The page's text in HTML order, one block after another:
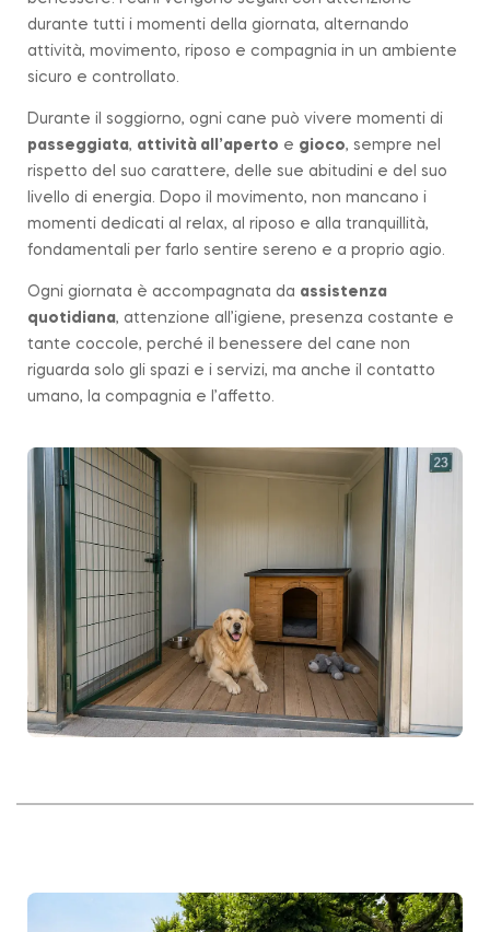
durante tutti i momenti della giornata, alternando
attività, movimento, riposo e compagnia in un ambiente
sicuro e controllato.
Durante il soggiorno, ogni cane può vivere momenti di
passeggiata, attività all’aperto e gioco, sempre nel
rispetto del suo carattere, delle sue abitudini e del suo
livello di energia. Dopo il movimento, non mancano i
momenti dedicati al relax, al riposo e alla tranquillità,
fondamentali per farlo sentire sereno e a proprio agio.
Ogni giornata è accompagnata da assistenza
quotidiana, attenzione all’igiene, presenza costante e
tante coccole, perché il benessere del cane non
riguarda solo gli spazi e i servizi, ma anche il contatto
umano, la compagnia e l’affetto.